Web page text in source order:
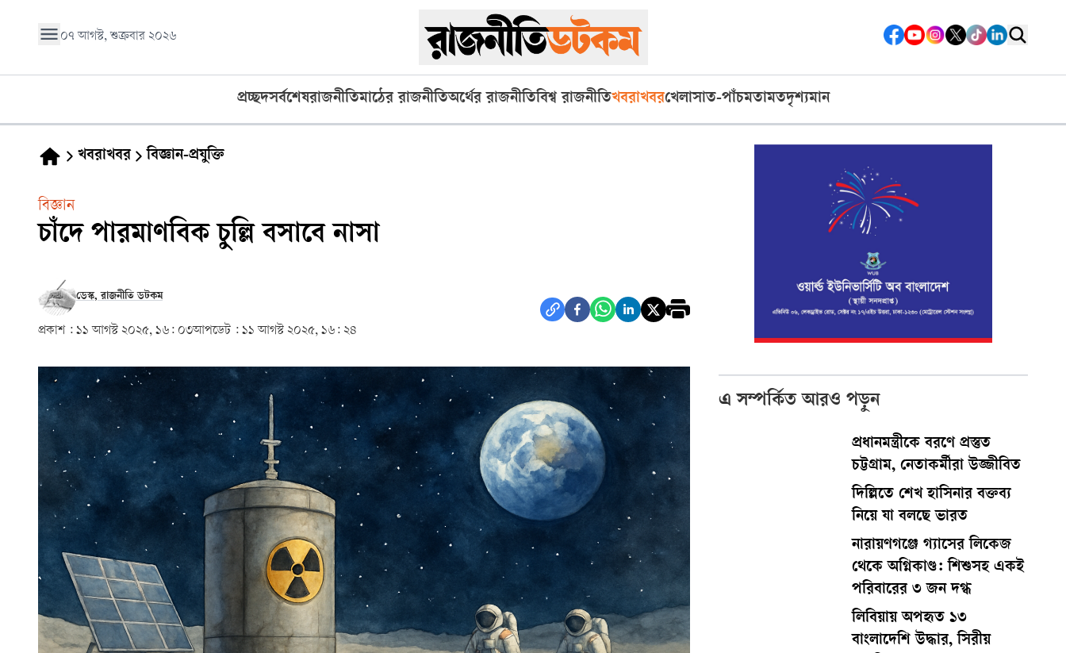
০৭ আগস্ট, শুক্রবার ২০২৬
প্রচ্ছদসর্বশেষরাজনীতিমাঠের রাজনীতিঅর্থের রাজনীতিবিশ্ব রাজনীতিখবরাখবরখেলাসাত-পাঁচমতামতদৃশ্যমান
খবরাখবর বিজ্ঞান-প্রযুক্তি
বিজ্ঞান
চাঁদে পারমাণবিক চুল্লি বসাবে নাসা
ডেস্ক, রাজনীতি ডটকম
প্রকাশ : ১১ আগস্ট ২০২৫, ১৬: ০৩আপডেট : ১১ আগস্ট ২০২৫, ১৬: ২৪
এ সম্পর্কিত আরও পড়ুন
প্রধানমন্ত্রীকে বরণে প্রস্তুত
চট্টগ্রাম, নেতাকর্মীরা উজ্জীবিত
দিল্লিতে শেখ হাসিনার বক্তব্য
নিয়ে যা বলছে ভারত
নারায়ণগঞ্জে গ্যাসের লিকেজ
থেকে অগ্নিকাণ্ড: শিশুসহ একই
পরিবারের ৩ জন দগ্ধ
লিবিয়ায় অপহৃত ১৩
বাংলাদেশি উদ্ধার, সিরীয়